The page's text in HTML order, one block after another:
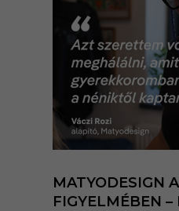
MATYODESIGN
FIGYELMÉBEN